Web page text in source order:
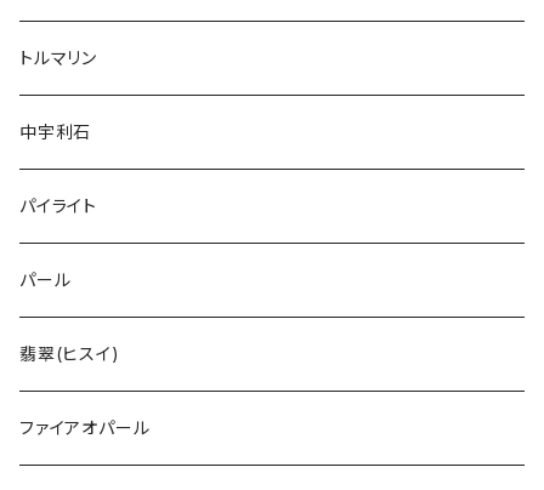
トルマリン
中宇利石
パイライト
パール
翡翠(ヒスイ)
ファイアオパール